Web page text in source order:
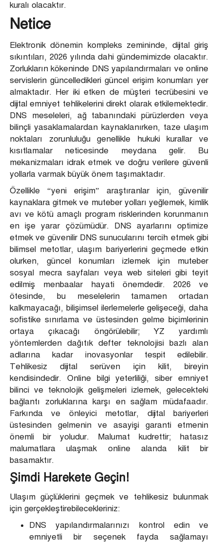
kuralı olacaktır.
Netice
Elektronik dönemin kompleks zemininde, dijital giriş
sıkıntıları, 2026 yılında dahi gündemimizde olacaktır.
Zorlukların kökeninde DNS yapılandırmaları ve online
servislerin güncelledikleri güncel erişim konumları yer
almaktadır. Her iki etken de müşteri tecrübesini ve
dijital emniyet tehlikelerini direkt olarak etkilemektedir.
DNS meseleleri, ağ tabanındaki pürüzlerden veya
bilinçli yasaklamalardan kaynaklanırken, taze ulaşım
noktaları zorunluluğu genellikle hukuki kurallar ve
kısıtlamalar neticesinde meydana gelir. Bu
mekanizmaları idrak etmek ve doğru verilere güvenli
yollarla varmak büyük önem taşımaktadır.
Özellikle “yeni erişim” araştıranlar için, güvenilir
kaynaklara gitmek ve muteber yolları yeğlemek, kimlik
avı ve kötü amaçlı program risklerinden korunmanın
en işe yarar çözümüdür. DNS ayarlarını optimize
etmek ve güvenilir DNS sunucularını tercih etmek gibi
bilimsel metotlar, ulaşım bariyerlerini geçmede etkin
olurken, güncel konumları izlemek için muteber
sosyal mecra sayfaları veya web siteleri gibi teyit
edilmiş menbaalar hayati önemdedir. 2026 ve
ötesinde, bu meselelerin tamamen ortadan
kalkmayacağı, bilişimsel ilerlemelerle gelişeceği, daha
sofistike sınırlama ve üstesinden gelme biçimlerinin
ortaya çıkacağı öngörülebilir; YZ yardımlı
yöntemlerden dağıtık defter teknolojisi bazlı alan
adlarına kadar inovasyonlar tespit edilebilir.
Tehlikesiz dijital serüven için kilit, bireyin
kendisindedir. Online bilgi yeterliliği, siber emniyet
bilinci ve teknolojik gelişmeleri izlemek, gelecekteki
bağlantı zorluklarına karşı en sağlam müdafaadır.
Farkında ve önleyici metotlar, dijital bariyerleri
üstesinden gelmenin ve asayişi garanti etmenin
önemli bir yoludur. Malumat kudrettir; hatasız
malumatlara ulaşmak online alanda kilit bir
basamaktır.
Şimdi Harekete Geçin!
Ulaşım güçlüklerini geçmek ve tehlikesiz bulunmak
için gerçekleştirebilecekleriniz:
DNS yapılandırmalarınızı kontrol edin ve
emniyetli bir seçenek fayda sağlamayı